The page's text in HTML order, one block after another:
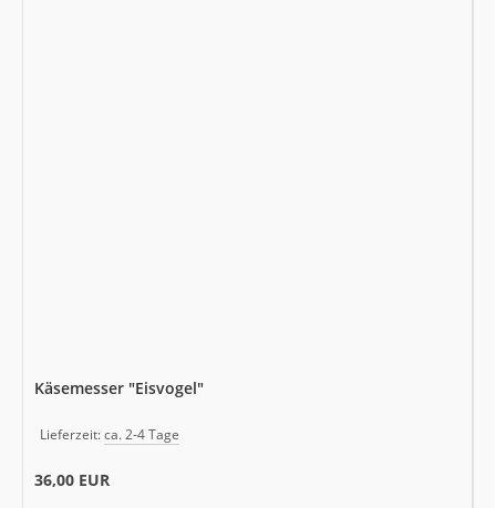
Käsemesser "Eisvogel"
Lieferzeit:ca. 2-4 Tage
36,00 EUR